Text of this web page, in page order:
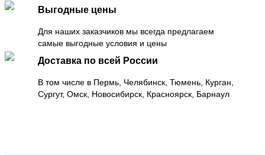
Выгодные цены
Для наших заказчиков мы всегда предлагаем
самые выгодные условия и цены
Доставка по всей России
В том числе в Пермь, Челябинск, Тюмень, Курган,
Сургут, Омск, Новосибирск, Красноярск, Барнаул